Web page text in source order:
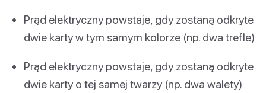
Prąd elektryczny powstaje, gdy zostaną odkryte
dwie karty w tym samym kolorze (np. dwa trefle)
Prąd elektryczny powstaje, gdy zostaną odkryte
dwie karty o tej samej twarzy (np. dwa walety)